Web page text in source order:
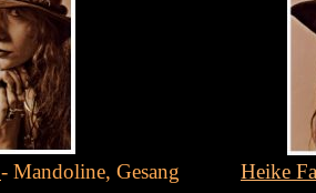
- Mandoline, Gesang Heike